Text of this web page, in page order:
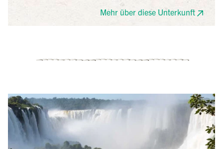
und das tägliche Frühstück genießen.
Mehr über diese Unterkunft